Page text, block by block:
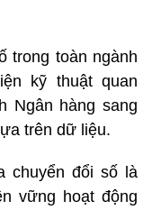
trong toàn ngành
kỹ thuật quan
Ngân hàng sang
trên dữ liệu.
chuyển đổi số là
vững hoạt động